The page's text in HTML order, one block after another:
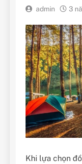
admin 3
Khi lựa chọn